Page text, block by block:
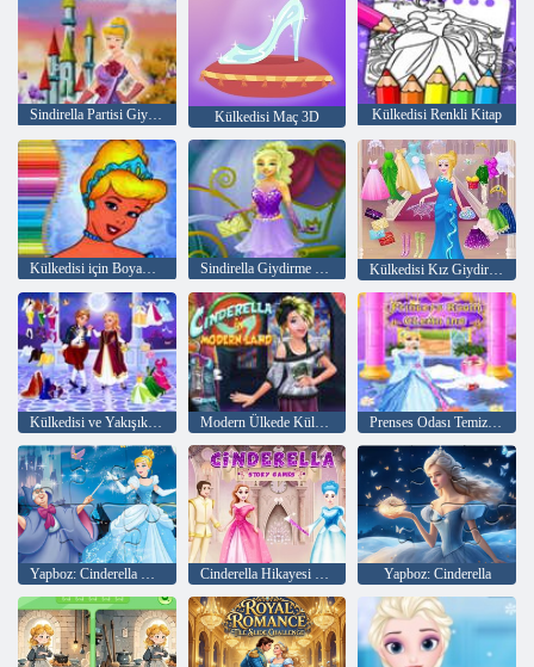
Sindirella Partisi Giydirme Külkedisi Maç 3D Külkedisi Renkli Kitap
Külkedisi için Boyama Kitabı Sindirella Giydirme Modası nova Külkedisi Kız Giydirme Oyunları
Külkedisi ve Yakışıklı Prens Modern Ülkede Külkedisi Prenses Odası Temizliği
Yapboz: Cinderella Dönüşümleri Cinderella Hikayesi Oyunları Yapboz: Cinderella